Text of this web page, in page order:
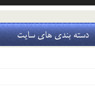
دسته بندی های سایت